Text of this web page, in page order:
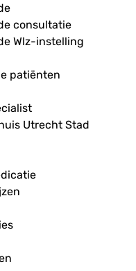
consultatie
Wlz-instelling
patiënten
Utrecht Stad